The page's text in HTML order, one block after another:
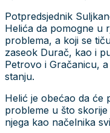
Potpredsjednik
Helića da pomogne u
problema, a koji se
zaseok Durač, kao i
Petrovo i Gračanicu,
stanju.
Helić je obećao da će
probleme u što
njega kao načelnika